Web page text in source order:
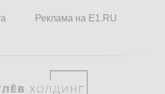
Реклама на E1.RU